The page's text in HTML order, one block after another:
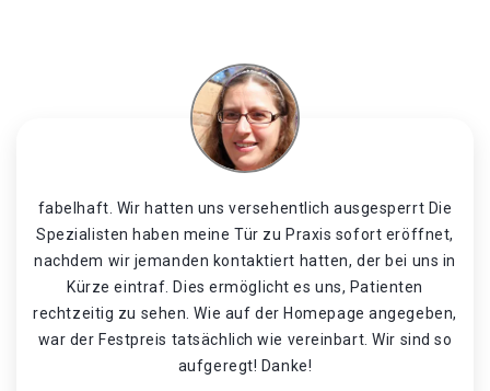
fabelhaft. Wir hatten uns versehentlich ausgesperrt Die
Spezialisten haben meine Tür zu Praxis sofort eröffnet,
nachdem wir jemanden kontaktiert hatten, der bei uns in
Kürze eintraf. Dies ermöglicht es uns, Patienten
rechtzeitig zu sehen. Wie auf der Homepage angegeben,
war der Festpreis tatsächlich wie vereinbart. Wir sind so
aufgeregt! Danke!